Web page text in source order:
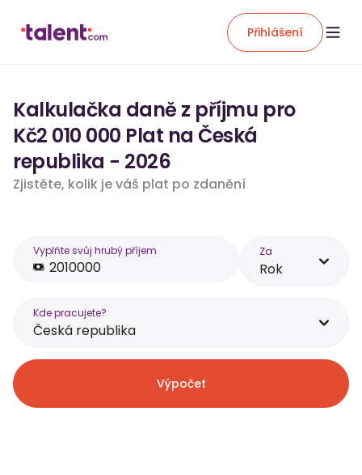
Přihlášení
Kalkulačka daně z příjmu pro
Kč2 010 000 Plat na Česká
republika - 2026
Zjistěte, kolik je váš plat po zdanění
Vyplňte svůj hrubý příjem Za
Rok
Kde pracujete?
Česká republika
Výpočet